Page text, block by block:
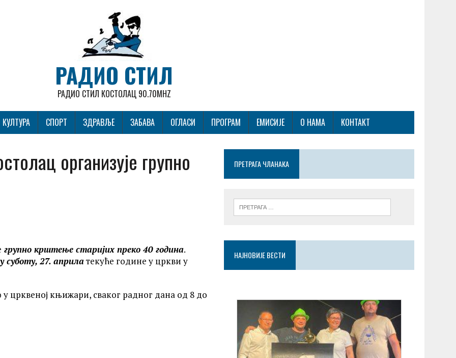
РАДИО СТИЛ
РАДИО СТИЛ КОСТОЛАЦ 90.70MHZ
КУЛТУРА СПОРТ ЗДРАВЉЕ ЗАБАВА ОГЛАСИ ПРОГРАМ ЕМИСИЈЕ О НАМА КОНТАКТ
организује групно
групно крштење старијих преко 40 година.
суботу, 27. априлатекуће године у цркви у
црквеној књижари, сваког радног дана од 8 до
ПРЕТРАГА ЧЛАНАКА
НАЈНОВИЈЕ ВЕСТИ